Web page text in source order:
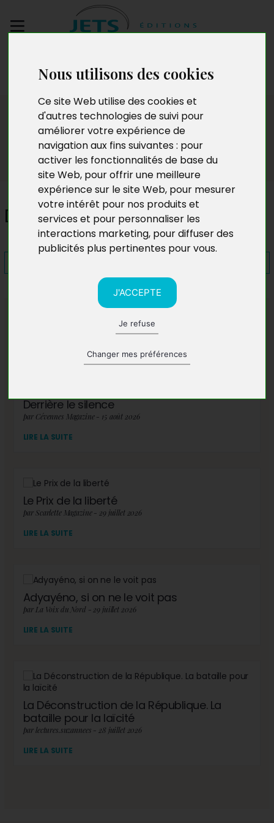
Nous utilisons des cookies
Ce site Web utilise des cookies et
d'autres technologies de suivi pour
améliorer votre expérience de
navigation aux fins suivantes : pour
activer les fonctionnalités de base du
site Web, pour offrir une meilleure
expérience sur le site Web, pour mesurer
votre intérêt pour nos produits et
services et pour personnaliser les
interactions marketing, pour diffuser des
publicités plus pertinentes pour vous.
J'ACCEPTE
Je refuse
Changer mes préférences
manuscrit
Presse
Double Chance
A lire également
Derrière le silence
par Cévennes Magazine - 15 août 2026
LIRE LA SUITE
Le Prix de la liberté
par Scarlette Magazine - 29 juillet 2026
LIRE LA SUITE
Adyayéno, si on ne le voit pas
par La Voix du Nord - 29 juillet 2026
LIRE LA SUITE
La Déconstruction de la République. La
bataille pour la laïcité
par lectures.suzannees - 28 juillet 2026
LIRE LA SUITE